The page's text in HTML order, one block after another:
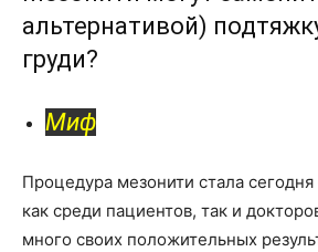
альтернативой)
груди?
Миф
Процедура мезонити стала
как среди пациентов, так и
много своих положительных